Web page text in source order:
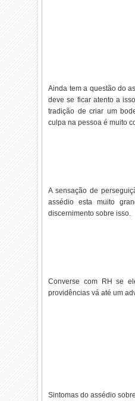
Ainda tem a questão do
deve se ficar atento a
tradição de criar um
culpa na pessoa é muito
A sensação de
assédio esta muito
discernimento sobre isso.
Converse com RH se
providências vá até um
Sintomas do assédio